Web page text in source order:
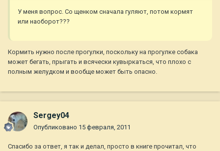
У меня вопрос. Со щенком сначала гуляют, потом кормят
или наоборот???
Кормить нужно после прогулки, поскольку на прогулке собака
может бегать, прыгать и всячески кувыркаться, что плохо с
полным желудком и вообще может быть опасно.
Sergey04
Опубликовано 15 февраля, 2011
Спасибо за ответ, я так и делал, просто в книге прочитал, что